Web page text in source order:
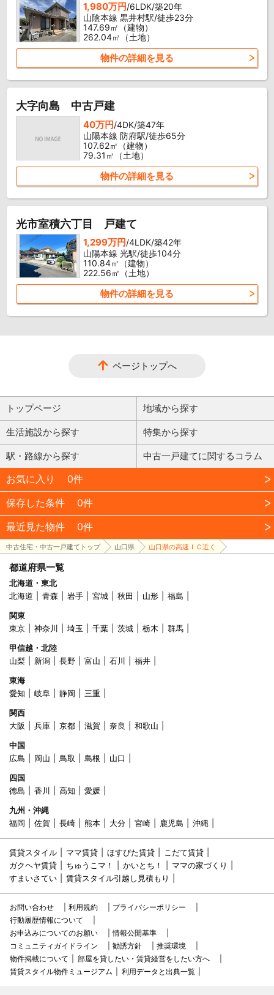
1,980万円/6LDK/築20年
山陰本線 黒井村駅/徒歩23分
147.69㎡（建物）
262.04㎡（土地）
物件の詳細を見る
大字向島 中古戸建
40万円/4DK/築47年
山陽本線 防府駅/徒歩65分
107.62㎡（建物）
79.31㎡（土地）
物件の詳細を見る
光市室積六丁目 戸建て
1,299万円/4LDK/築42年
山陽本線 光駅/徒歩104分
110.84㎡（建物）
222.56㎡（土地）
物件の詳細を見る
ページトップへ
トップページ 地域から探す
生活施設から探す 特集から探す
駅・路線から探す 中古一戸建てに関するコラム
お気に入り
0件
保存した条件
0件
最近見た物件
0件
中古住宅・中古一戸建てトップ 山口県 山口県の高速ＩＣ近く
都道府県一覧
北海道・東北
北海道
青森 岩手 宮城 秋田 山形
福島
関東
東京
神奈川 埼玉 千葉 茨城 栃木
群馬
甲信越・北陸
山梨
新潟 長野 富山 石川
福井
東海
愛知
岐阜 静岡
三重
関西
大阪
兵庫 京都 滋賀 奈良
和歌山
中国
広島
岡山 鳥取 島根
山口
四国
徳島
香川 高知
愛媛
九州・沖縄
福岡
佐賀 長崎 熊本 大分 宮崎 鹿児島 沖縄
賃貸スタイル ママ賃貸 ほすぴた賃貸
こだて賃貸
ガクヘヤ賃貸
ちゅうこマ！ かいとち！
ママの家づくり
すまいさてい
賃貸スタイル引越し見積もり
お問い合わせ 利用規約
プライバシーポリシー
行動履歴情報について
お申込みについてのお願い
情報公開基準
コミュニティガイドライン
勧誘方針
推奨環境
物件掲載について
部屋を貸したい・賃貸経営をしたい方へ
賃貸スタイル物件ミュージアム
利用データと出典一覧